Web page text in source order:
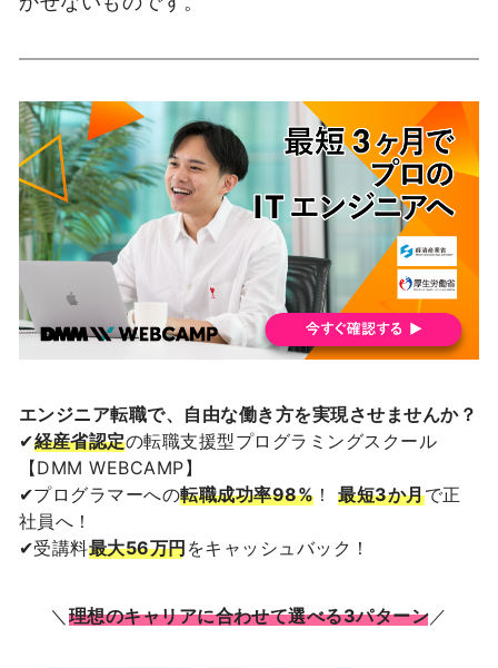
エンジニア転職で、自由な働き方を実現させませんか？
✔経産省認定の転職支援型プログラミングスクール
【DMM WEBCAMP】
✔プログラマーへの転職成功率98% ！最短3か月で正
社員へ！
✔受講料最大56万円 をキャッシュバック！
＼ 理想のキャリアに合わせて選べる3パターン ／